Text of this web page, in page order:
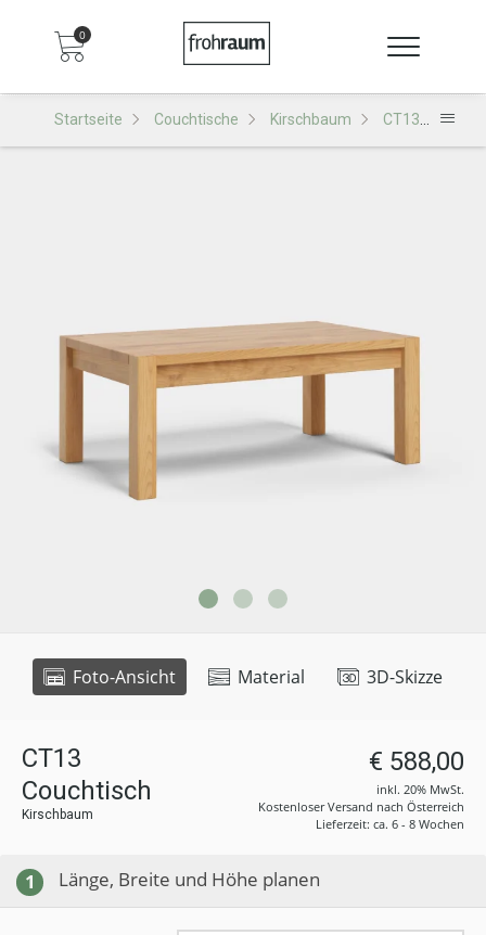
0
Startseite Couchtische Kirschbaum CT13 Couchtisch
Foto-Ansicht Material 3D-Skizze
CT13
Couchtisch
Kirschbaum
€ 588,00
inkl. 20% MwSt.
Kostenloser Versand nach Österreich
Lieferzeit: ca. 6 - 8 Wochen
1 Länge, Breite und Höhe planen